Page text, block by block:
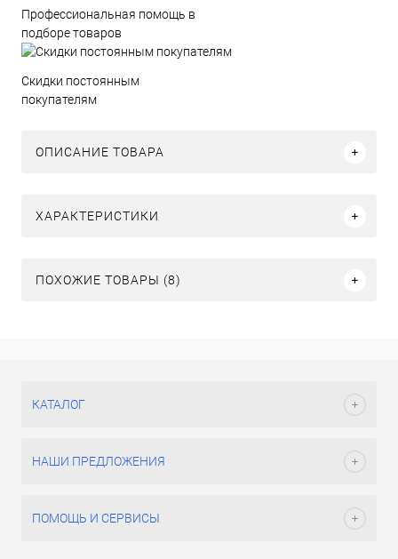
Профессиональная помощь в
подборе товаров
Скидки постоянным
покупателям
ОПИСАНИЕ ТОВАРА
ХАРАКТЕРИСТИКИ
ПОХОЖИЕ ТОВАРЫ (8)
КАТАЛОГ
НАШИ ПРЕДЛОЖЕНИЯ
ПОМОЩЬ И СЕРВИСЫ